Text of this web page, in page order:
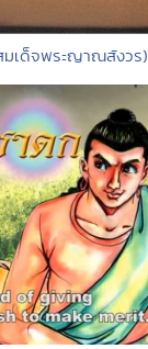
มเด็จพระญาณสังวร)